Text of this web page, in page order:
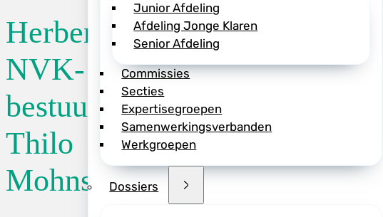
Junior Afdeling
Afdeling Jonge Klaren
Senior Afdeling
Commissies
Secties
Expertisegroepen
Samenwerkingsverbanden
Werkgroepen
Dossiers
Herbenoeming
NVK-
bestuurslid
Thilo
Mohns
Thilo
voor nog een termijn als
neonatoloog in het Máxima